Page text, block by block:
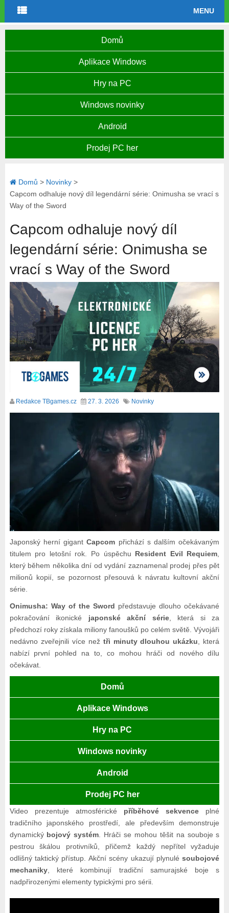
MENU
Domů
Aplikace Windows
Hry na PC
Windows novinky
Android
Prodej PC her
Domů > Novinky>
Capcom odhaluje nový díl legendární série: Onimusha se vrací s
Way of the Sword
Capcom odhaluje nový díl
legendární série: Onimusha se
vrací s Way of the Sword
Redakce TBgames.cz 27. 3. 2026 Novinky
Japonský herní gigantCapcom přichází s dalším očekávaným
titulem pro letošní rok. Po úspěchu Resident Evil Requiem
který během několika dní od vydání zaznamenal prodej přes pět
milionů kopií, se pozornost přesouvá k návratu kultovní akční
série.
Onimusha: Way of the Sword představuje dlouho očekávané
pokračování ikonické japonské akční série, která si za
předchozí roky získala miliony fanoušků po celém světě. Vývojáři
nedávno zveřejnili více než tři minuty dlouhou ukázku , která
nabízí první pohled na to, co mohou hráči od nového dílu
očekávat.
Domů
Aplikace Windows
Hry na PC
Windows novinky
Android
Prodej PC her
Video prezentuje atmosférické příběhové sekvence plné
tradičního japonského prostředí, ale především demonstruje
dynamický bojový systém . Hráči se mohou těšit na souboje s
pestrou škálou protivníků, přičemž každý nepřítel vyžaduje
odlišný taktický přístup. Akční scény ukazují plynulésoubojové
mechaniky, které kombinují tradiční samurajské boje s
nadpřirozenými elementy typickými pro sérii.